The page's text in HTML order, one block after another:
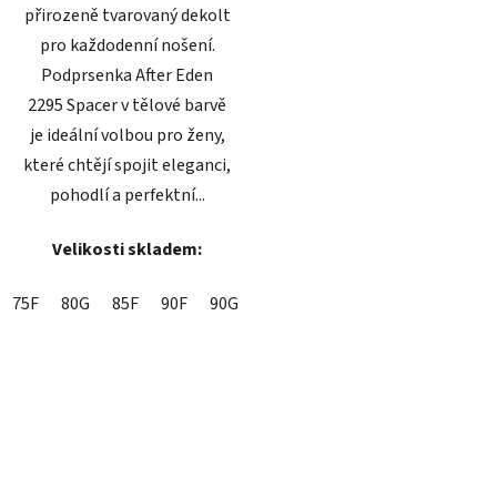
přirozeně tvarovaný dekolt
pro každodenní nošení.
Podprsenka After Eden
2295 Spacer v tělové barvě
je ideální volbou pro ženy,
které chtějí spojit eleganci,
pohodlí a perfektní...
Velikosti skladem:
75F 80G 85F 90F 90G